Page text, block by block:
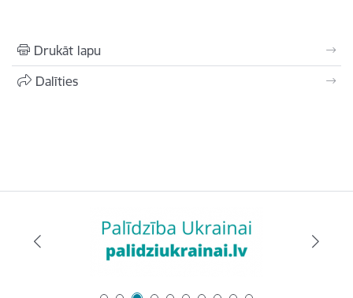
Drukāt lapu
Dalīties